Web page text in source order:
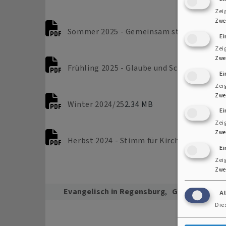
Sommer 2025 - Gemeinsam stark
Frühling 2025 - Glaube und Schule
Winter 2024/252.34 MB
Herbst 2024 - Stimm für Kirche
Evangelisch in Regensburg